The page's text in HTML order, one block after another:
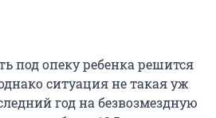
под опеку ребенка решится
ситуация не такая уж
год на безвозмездную